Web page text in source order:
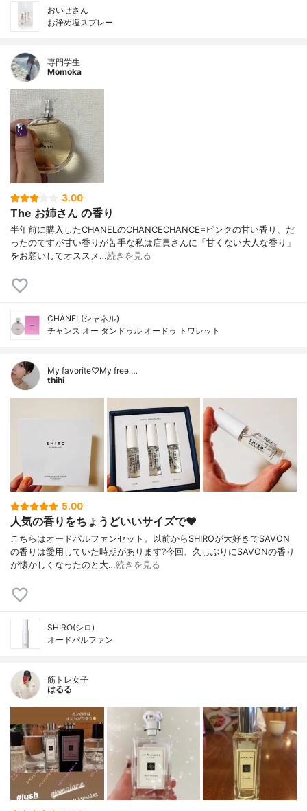
おいせさん
お浄め塩スプレー
専門学生
Momoka
3.00
The お姉さん の香り
半年前に購入したCHANELのCHANCECHANCE=ピンクの甘い香り、だ
ったのですが甘い香りが苦手な私は店員さんに「甘くない大人な香り」
をお願いしてオススメ…続きを見る
CHANEL(シャネル)
チャンス オー タンドゥル オードゥ トワレット
My favorite♡My free …
thihi
5.00
人気の香りをちょうどいいサイズで❤️
こちらはオードパルファンセット。以前からSHIROが大好きでSAVON
の香りは愛用していた時期があります?今回、久しぶりにSAVONの香り
が懐かしくなったのと大…続きを見る
SHIRO(シロ)
オードパルファン
筋トレ女子
はるる